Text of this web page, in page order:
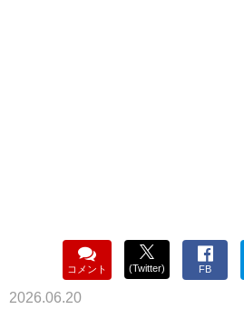
コメント (Twitter) FB
2026.06.20